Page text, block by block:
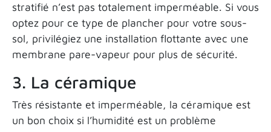
stratifié n’est pas totalement imperméable. Si vous
optez pour ce type de plancher pour votre sous-
sol, privilégiez une installation flottante avec une
membrane pare-vapeur pour plus de sécurité.
3. La céramique
Très résistante et imperméable, la céramique est
un bon choix si l’humidité est un problème